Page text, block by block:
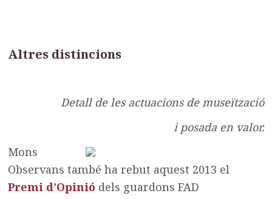
Altres distincions
Detall de les actuacions de museïtzació
i posada en valor.
Mons
Observans també ha rebut aquest 2013 el
Premi d’Opinió dels guardons FAD